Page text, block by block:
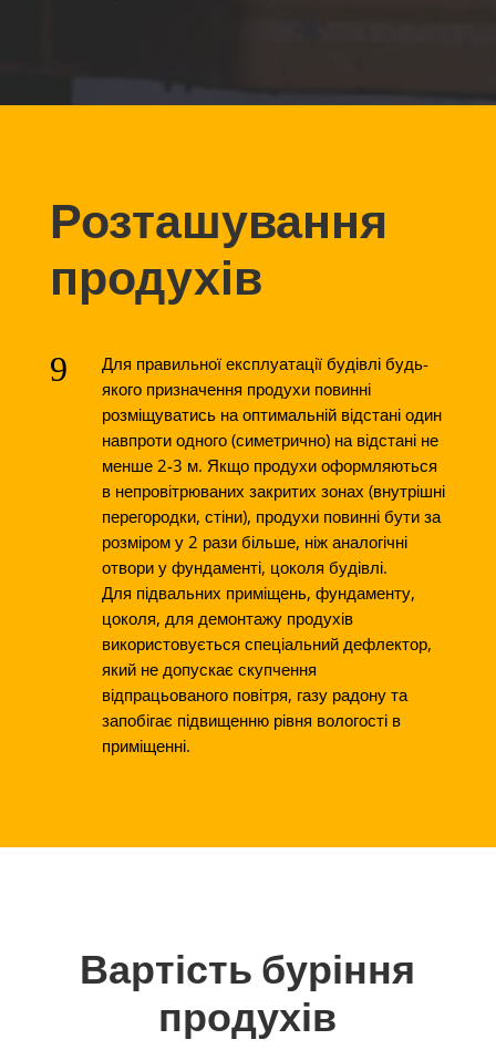
Розташування
продухів
9
Для правильної експлуатації будівлі будь-
якого призначення продухи повинні
розміщуватись на оптимальній відстані один
навпроти одного (симетрично) на відстані не
менше 2-3 м. Якщо продухи оформляються
в непровітрюваних закритих зонах (внутрішні
перегородки, стіни), продухи повинні бути за
розміром у 2 рази більше, ніж аналогічні
отвори у фундаменті, цоколя будівлі.
Для підвальних приміщень, фундаменту,
цоколя, для демонтажу продухів
використовується спеціальний дефлектор,
який не допускає скупчення
відпрацьованого повітря, газу радону та
запобігає підвищенню рівня вологості в
приміщенні.
Вартість буріння
продухів